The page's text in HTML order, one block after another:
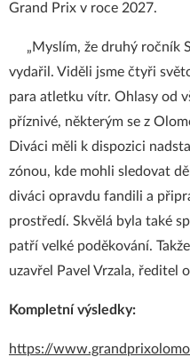
Grand Prix v roce 2027.
„Myslím, že druhý ročník
vydařil. Viděli jsme čtyři
para atletku vítr. Ohlasy od
příznivé, některým se z
Diváci měli k dispozici
zónou, kde mohli sledovat
diváci opravdu fandili a
prostředí. Skvělá byla také
patří velké poděkování.
uzavřel Pavel Vrzala, ředitel
Kompletní výsledky:
https://